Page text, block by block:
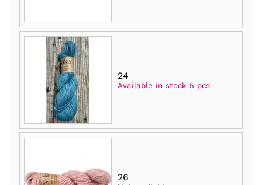
24
Available in stock 5 pcs
26